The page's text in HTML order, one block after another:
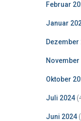
Februar
Januar
Dezember
November
Oktober
Juli 2024
Juni 2024